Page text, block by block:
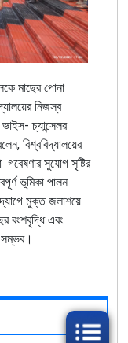
মাছের পোনা
নিজস্ব
চ্যান্সেলর
বিশ্ববিদ্যালয়ের
সুযোগ সৃষ্টির
ভূমিকা পালন
মুক্ত জলাশয়ে
বংশবৃদ্ধি এবং
সম্ভব।